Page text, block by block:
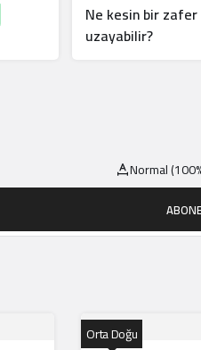
Ne kesin bir zafer
uzayabilir?
Normal
Orta Doğu